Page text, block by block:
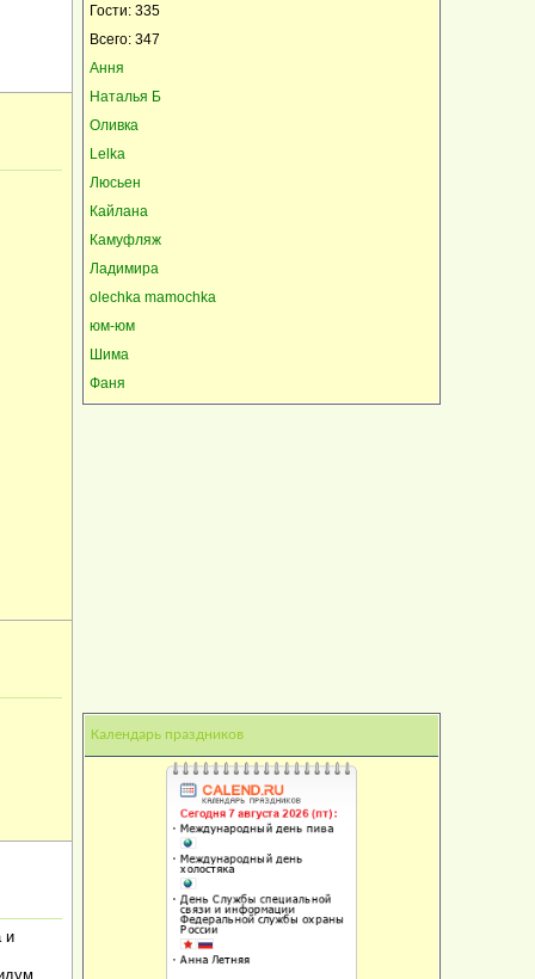
и
Гости: 335
Всего: 347
Ання
Наталья Б
Оливка
Lelka
Люсьен
Кайлана
Камуфляж
Ладимира
olechka mamochka
юм-юм
Шима
Фаня
Календарь праздников